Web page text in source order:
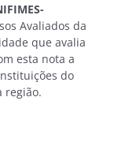
Avaliados da
que avalia
esta nota a
do
região.